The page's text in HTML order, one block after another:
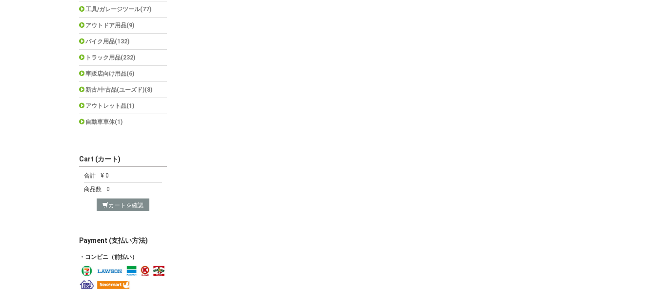
工具/ガレージツール(77)
アウトドア用品(9)
バイク用品(132)
トラック用品(232)
車販店向け用品(6)
新古/中古品(ユーズド)(8)
アウトレット品(1)
自動車車体(1)
Cart (カート)
合計
¥ 0
商品数
0
カートを確認
Payment (支払い方法)
・コンビニ（前払い）